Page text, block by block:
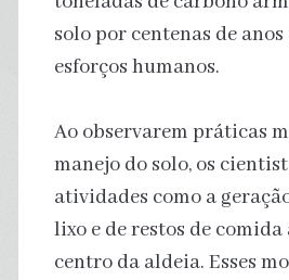
solo por centenas de anos
esforços humanos.
Ao observarem práticas
manejo do solo, os
atividades como a
lixo e de restos de
centro da aldeia. Esses